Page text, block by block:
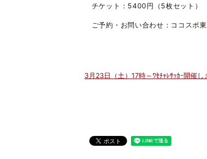
チケット：5400円（5枚セット）
ご予約・お問い合わせ：ココス
3月23日（土）17時～ﾜｾﾁｬﾚｻｯｶｰ開催し